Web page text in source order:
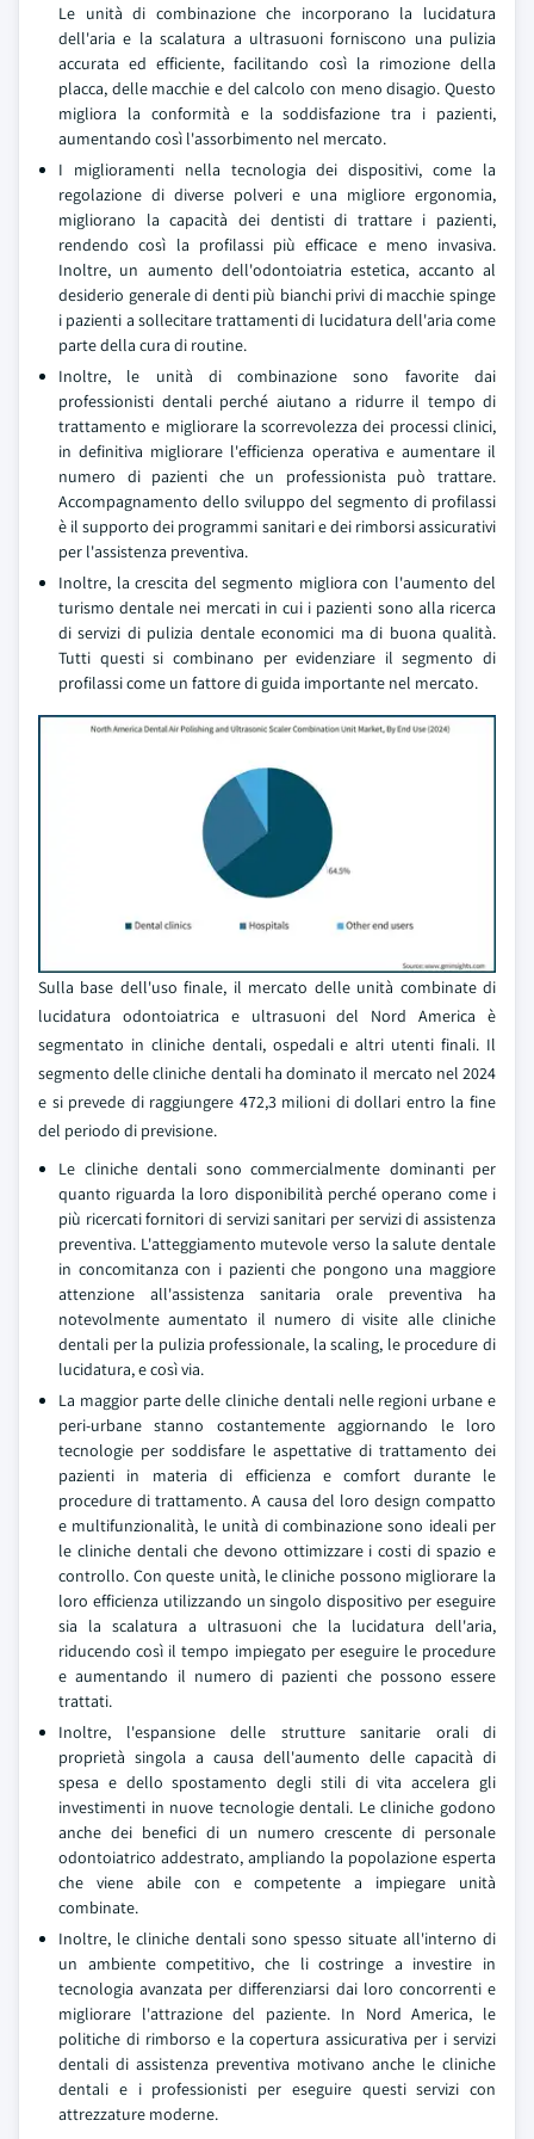
Le unità di combinazione che incorporano la lucidatura
dell'aria e la scalatura a ultrasuoni forniscono una pulizia
accurata ed efficiente, facilitando così la rimozione della
placca, delle macchie e del calcolo con meno disagio. Questo
migliora la conformità e la soddisfazione tra i pazienti,
aumentando così l'assorbimento nel mercato.
I miglioramenti nella tecnologia dei dispositivi, come la
regolazione di diverse polveri e una migliore ergonomia,
migliorano la capacità dei dentisti di trattare i pazienti,
rendendo così la profilassi più efficace e meno invasiva.
Inoltre, un aumento dell'odontoiatria estetica, accanto al
desiderio generale di denti più bianchi privi di macchie spinge
i pazienti a sollecitare trattamenti di lucidatura dell'aria come
parte della cura di routine.
Inoltre, le unità di combinazione sono favorite dai
professionisti dentali perché aiutano a ridurre il tempo di
trattamento e migliorare la scorrevolezza dei processi clinici,
in definitiva migliorare l'efficienza operativa e aumentare il
numero di pazienti che un professionista può trattare.
Accompagnamento dello sviluppo del segmento di profilassi
è il supporto dei programmi sanitari e dei rimborsi assicurativi
per l'assistenza preventiva.
Inoltre, la crescita del segmento migliora con l'aumento del
turismo dentale nei mercati in cui i pazienti sono alla ricerca
di servizi di pulizia dentale economici ma di buona qualità.
Tutti questi si combinano per evidenziare il segmento di
profilassi come un fattore di guida importante nel mercato.
Sulla base dell'uso finale, il mercato delle unità combinate di
lucidatura odontoiatrica e ultrasuoni del Nord America è
segmentato in cliniche dentali, ospedali e altri utenti finali. Il
segmento delle cliniche dentali ha dominato il mercato nel 2024
e si prevede di raggiungere 472,3 milioni di dollari entro la fine
del periodo di previsione.
Le cliniche dentali sono commercialmente dominanti per
quanto riguarda la loro disponibilità perché operano come i
più ricercati fornitori di servizi sanitari per servizi di assistenza
preventiva. L'atteggiamento mutevole verso la salute dentale
in concomitanza con i pazienti che pongono una maggiore
attenzione all'assistenza sanitaria orale preventiva ha
notevolmente aumentato il numero di visite alle cliniche
dentali per la pulizia professionale, la scaling, le procedure di
lucidatura, e così via.
La maggior parte delle cliniche dentali nelle regioni urbane e
peri-urbane stanno costantemente aggiornando le loro
tecnologie per soddisfare le aspettative di trattamento dei
pazienti in materia di efficienza e comfort durante le
procedure di trattamento. A causa del loro design compatto
e multifunzionalità, le unità di combinazione sono ideali per
le cliniche dentali che devono ottimizzare i costi di spazio e
controllo. Con queste unità, le cliniche possono migliorare la
loro efficienza utilizzando un singolo dispositivo per eseguire
sia la scalatura a ultrasuoni che la lucidatura dell'aria,
riducendo così il tempo impiegato per eseguire le procedure
e aumentando il numero di pazienti che possono essere
trattati.
Inoltre, l'espansione delle strutture sanitarie orali di
proprietà singola a causa dell'aumento delle capacità di
spesa e dello spostamento degli stili di vita accelera gli
investimenti in nuove tecnologie dentali. Le cliniche godono
anche dei benefici di un numero crescente di personale
odontoiatrico addestrato, ampliando la popolazione esperta
che viene abile con e competente a impiegare unità
combinate.
Inoltre, le cliniche dentali sono spesso situate all'interno di
un ambiente competitivo, che li costringe a investire in
tecnologia avanzata per differenziarsi dai loro concorrenti e
migliorare l'attrazione del paziente. In Nord America, le
politiche di rimborso e la copertura assicurativa per i servizi
dentali di assistenza preventiva motivano anche le cliniche
dentali e i professionisti per eseguire questi servizi con
attrezzature moderne.